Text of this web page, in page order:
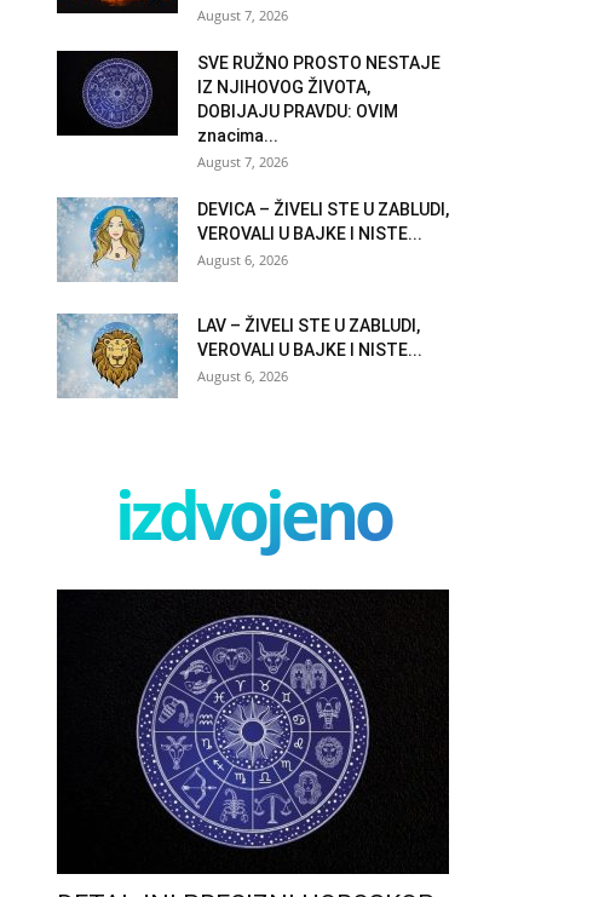
August 7, 2026
SVE RUŽNO PROSTO NESTAJE
IZ NJIHOVOG ŽIVOTA,
DOBIJAJU PRAVDU: OVIM
znacima...
August 7, 2026
DEVICA – ŽIVELI STE U ZABLUDI,
VEROVALI U BAJKE I NISTE...
August 6, 2026
LAV – ŽIVELI STE U ZABLUDI,
VEROVALI U BAJKE I NISTE...
August 6, 2026
izdvojeno